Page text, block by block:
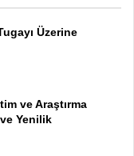
Üzerine
ve Araştırma
Yenilik